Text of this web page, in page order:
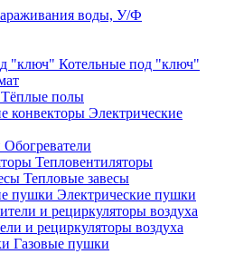
воды, У/Ф
Котельные под "ключ"
Тёплые полы
Электрические
Обогреватели
Тепловентиляторы
Тепловые завесы
Электрические пушки
и рециркуляторы воздуха
Газовые пушки